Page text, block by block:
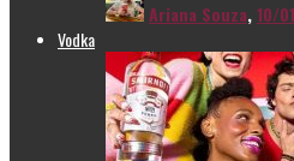
Ariana Souza,10/
Vodka